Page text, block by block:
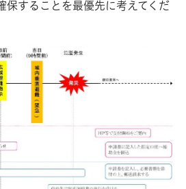
保することを最優先に考えてくだ